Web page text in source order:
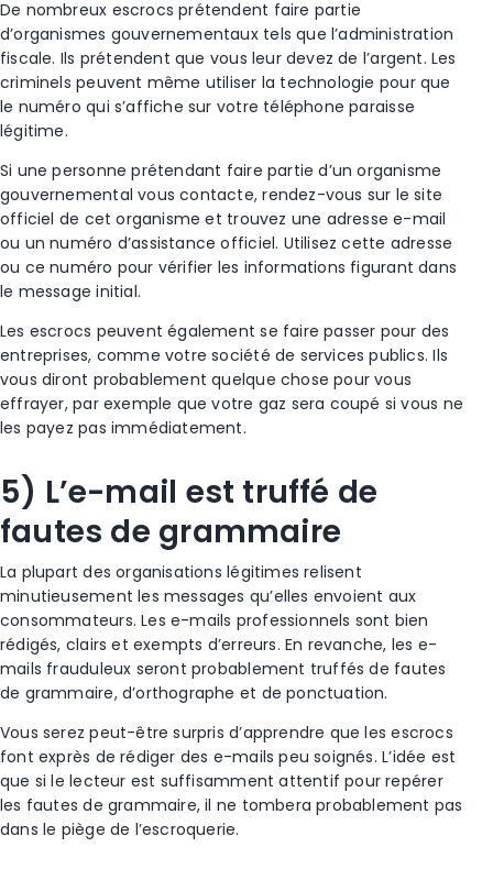
De nombreux escrocs prétendent faire partie
d’organismes gouvernementaux tels que l’administration
fiscale. Ils prétendent que vous leur devez de l’argent. Les
criminels peuvent même utiliser la technologie pour que
le numéro qui s’affiche sur votre téléphone paraisse
légitime.
Si une personne prétendant faire partie d’un organisme
gouvernemental vous contacte, rendez-vous sur le site
officiel de cet organisme et trouvez une adresse e-mail
ou un numéro d’assistance officiel. Utilisez cette adresse
ou ce numéro pour vérifier les informations figurant dans
le message initial.
Les escrocs peuvent également se faire passer pour des
entreprises, comme votre société de services publics. Ils
vous diront probablement quelque chose pour vous
effrayer, par exemple que votre gaz sera coupé si vous ne
les payez pas immédiatement.
5) L’e-mail est truffé de
fautes de grammaire
La plupart des organisations légitimes relisent
minutieusement les messages qu’elles envoient aux
consommateurs. Les e-mails professionnels sont bien
rédigés, clairs et exempts d’erreurs. En revanche, les e-
mails frauduleux seront probablement truffés de fautes
de grammaire, d’orthographe et de ponctuation.
Vous serez peut-être surpris d’apprendre que lesescrocs
font exprès de rédiger des e-mails peu soignés. L’idée est
que si le lecteur est suffisamment attentif pour repérer
les fautes de grammaire, il ne tombera probablement pas
dans le piège de l’escroquerie.